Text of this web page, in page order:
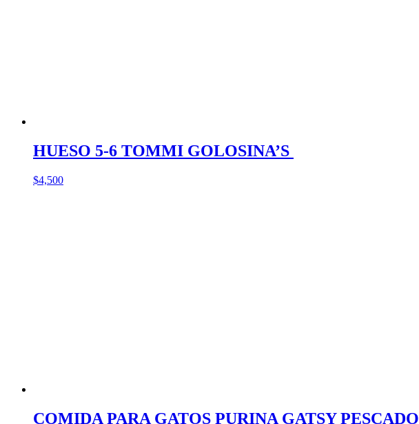
HUESO 5-6 TOMMI GOLOSINA’S
$4,500
COMIDA PARA GATOS PURINA GATSY PESCADO